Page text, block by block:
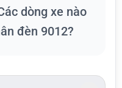
dòng xe nào
đèn 9012?